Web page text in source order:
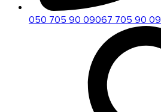
050 705 90 09067 705 90 09